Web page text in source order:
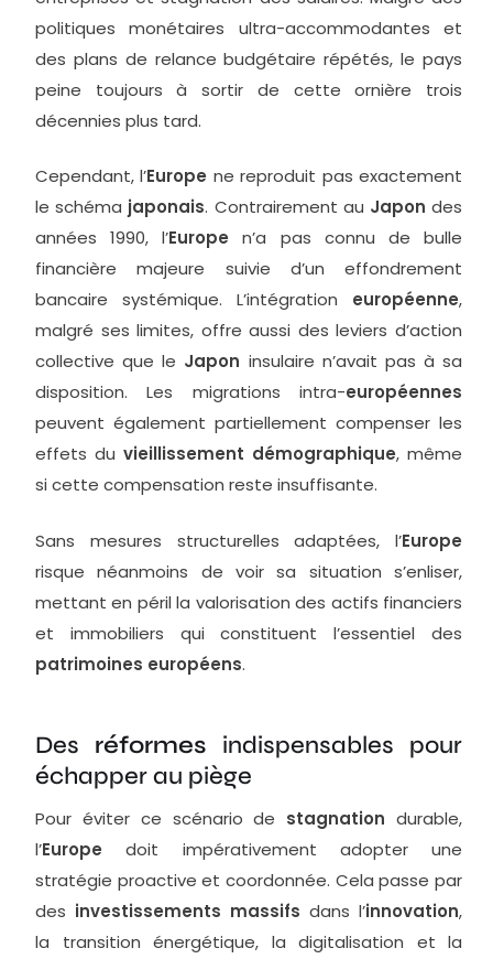
politiques monétaires ultra-accommodantes et
des plans de relance budgétaire répétés, le pays
peine toujours à sortir de cette ornière trois
décennies plus tard.
Cependant, l’Europe ne reproduit pas exactement
le schéma japonais. Contrairement au Japon des
années 1990, l’Europe n’a pas connu de bulle
financière majeure suivie d’un effondrement
bancaire systémique. L’intégration européenne,
malgré ses limites, offre aussi des leviers d’action
collective que le Japon insulaire n’avait pas à sa
disposition. Les migrations intra-européennes
peuvent également partiellement compenser les
effets du vieillissement démographique, même
si cette compensation reste insuffisante.
Sans mesures structurelles adaptées, l’Europe
risque néanmoins de voir sa situation s’enliser,
mettant en péril la valorisation des actifs financiers
et immobiliers qui constituent l’essentiel des
patrimoines européens.
Des réformes indispensables pour
échapper au piège
Pour éviter ce scénario de stagnation durable,
l’Europe doit impérativement adopter une
stratégie proactive et coordonnée. Cela passe par
des investissements massifs dans l’innovation,
la transition énergétique, la digitalisation et la